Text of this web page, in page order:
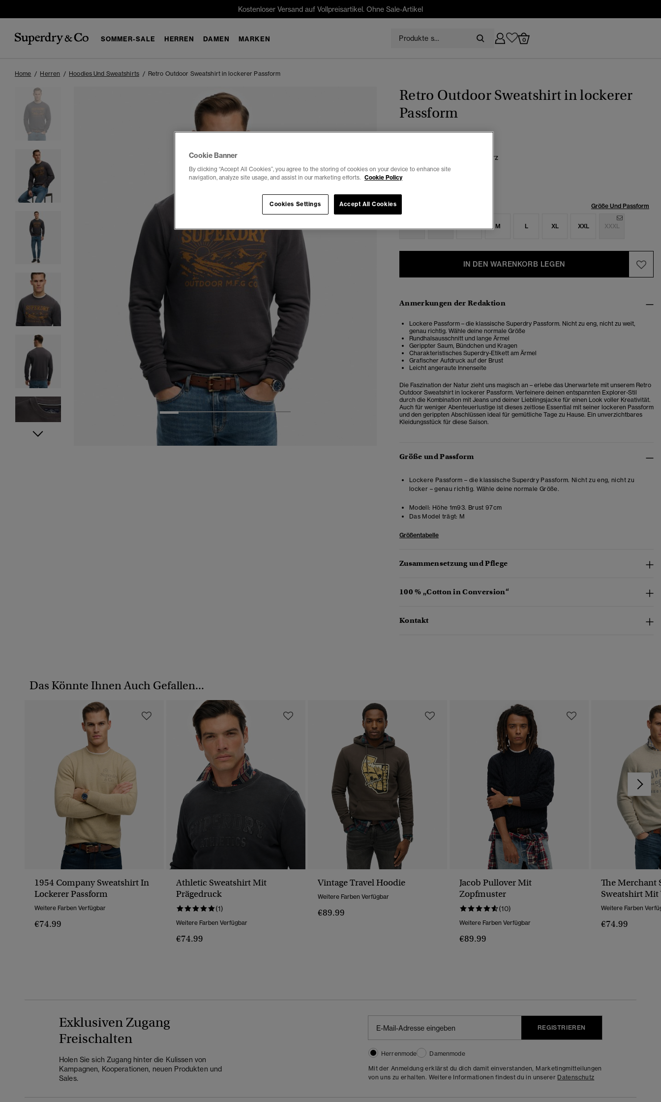
Kostenloser Versand auf Vollpreisartikel. Ohne Sale-Artikel
SOMMER-SALE HERREN DAMEN MARKEN 0
Home Herren Hoodies Und Sweatshirts Retro Outdoor Sweatshirt in lockerer Passform
4
Retro Outdoor Sweatshirt in lockerer
Passform
€74.99
verwaschenes schwarz
Ausgewählt
Größe Und Passform
M L XL XXL XXXL
IN DEN WARENKORB LEGEN
Anmerkungen der Redaktion
Lockere Passform – die klassische Superdry Passform. Nicht zu eng, nicht zu weit,
genau richtig. Wähle deine normale Größe
Rundhalsausschnitt und lange Ärmel
Gerippter Saum, Bündchen und Kragen
Charakteristisches Superdry-Etikett am Ärmel
Grafischer Aufdruck auf der Brust
Leicht angeraute Innenseite
Die Faszination der Natur zieht uns magisch an – erlebe das Unerwartete mit unserem Retro
Outdoor Sweatshirt in lockerer Passform. Verfeinere deinen entspannten Explorer-Stil
durch die Kombination mit Jeans und deiner Lieblingsjacke für einen Look voller Kreativität.
Auch für weniger Abenteuerlustige ist dieses zeitlose Essential mit seiner lockeren Passform
und den gerippten Abschlüssen ideal für gemütliche Tage zu Hause. Ein unverzichtbares
Kleidungsstück für diese Saison.
Größe und Passform
Lockere Passform – die klassische Superdry Passform. Nicht zu eng, nicht zu
locker – genau richtig. Wähle deine normale Größe.
Modell: Höhe 1m93. Brust 97cm
Das Model trägt: M
Größentabelle
Zusammensetzung und Pflege
100 % „Cotton in Conversion“
Kontakt
Das Könnte Ihnen Auch Gefallen...
1954 Company Sweatshirt In
Lockerer Passform
Weitere Farben Verfügbar
€74.99
Athletic Sweatshirt Mit
Prägedruck
(1)
Weitere Farben Verfügbar
€74.99
Vintage Travel Hoodie
Weitere Farben Verfügbar
€89.99
Jacob Pullover Mit
Zopfmuster
(10)
Weitere Farben Verfügbar
€89.99
The Merchant
Sweatshirt
Weitere Farben
€74.99
Exklusiven Zugang
Freischalten
Holen Sie sich Zugang hinter die Kulissen von
Kampagnen, Kooperationen, neuen Produkten und
Sales.
REGISTRIEREN
Herrenmode
Damenmode
Mit der Anmeldung erklärst du dich damit einverstanden, Marketingmitteilungen
von uns zu erhalten. Weitere Informationen findest du in unserer Datenschutz
Cookie Banner
By clicking “Accept All Cookies”, you agree to the storing of cookies on your device to enhance site
navigation, analyze site usage, and assist in our marketing efforts. Cookie Policy
Accept All Cookies
Cookies Settings